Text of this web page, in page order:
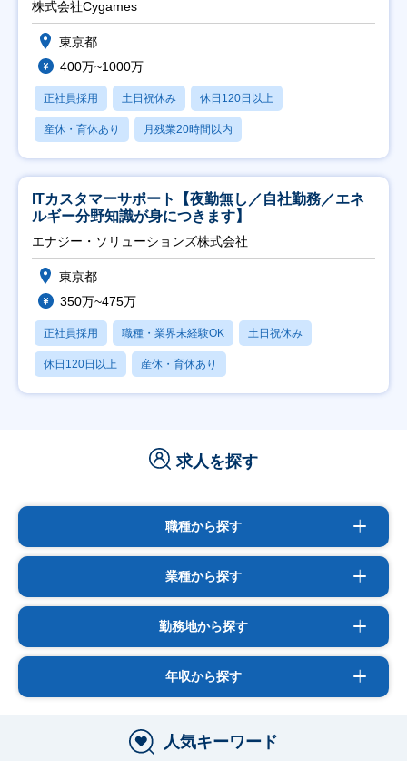
株式会社Cygames
東京都
400万~1000万
正社員採用 土日祝休み 休日120日以上
産休・育休あり 月残業20時間以内
ITカスタマーサポート【夜勤無し／自社勤務／エネ
ルギー分野知識が身につきます】
エナジー・ソリューションズ株式会社
東京都
350万~475万
正社員採用 職種・業界未経験OK 土日祝休み
休日120日以上 産休・育休あり
求人を探す
職種から探す
業種から探す
勤務地から探す
年収から探す
人気キーワード